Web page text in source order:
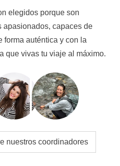
elegidos porque son
apasionados, capaces de
forma auténtica y con la
que vivas tu viaje al máximo.
nuestros coordinadores